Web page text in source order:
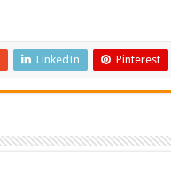
LinkedIn Pinterest